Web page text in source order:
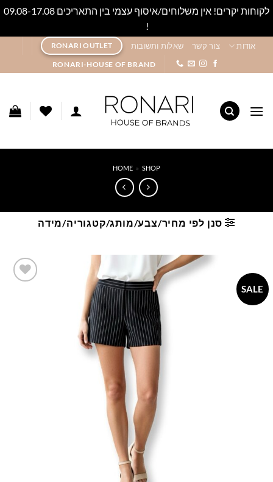
לקוחות יקרים! אין משלוחים/איסוף עצמי בין התאריכים 09.08-17.08
!
content
אודות צור קשר שאלות ותשובות RONARI OUTLET
RONARI-HOUSE OF BRAND
HOME » SHOP
סנן לפי מחיר/צבע/מותג/קטגוריה/מידה
SALE